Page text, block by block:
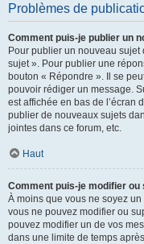
Problèmes de
Comment puis-je publier un
Pour publier un nouveau
sujet ». Pour publier une
bouton « Répondre ». Il se
pouvoir rédiger un message.
est affichée en bas de l’écran
publier de nouveaux sujets
jointes dans ce forum, etc.
Haut
Comment puis-je modifier
À moins que vous ne soyez
vous ne pouvez modifier ou
pouvez modifier un de vos
dans une limite de temps